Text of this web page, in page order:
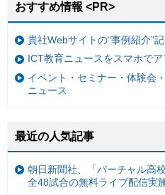
おすすめ情報 <PR>
貴社Webサイトの“事例紹介”
ICT教育ニュースをスマホで
イベント・セミナー・体験会
ニュース
最近の人気記事
朝日新聞社、「バーチャル高
全48試合の無料ライブ配信実